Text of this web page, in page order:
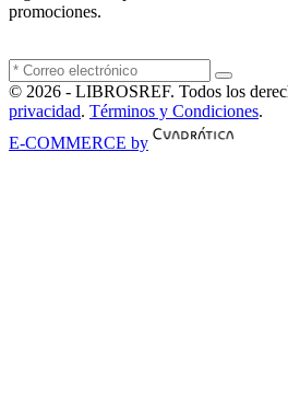
promociones.
© 2026 - LIBROSREF. Todos los
privacidad. Términos y Condiciones.
E-COMMERCE by